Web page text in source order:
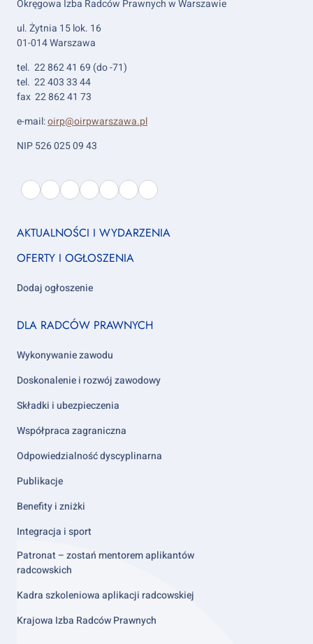
Okręgowa Izba Radców Prawnych w Warszawie
ul. Żytnia 15 lok. 16
01-014 Warszawa
tel. 22 862 41 69 (do -71)
tel. 22 403 33 44
fax 22 862 41 73
e-mail:oirp@oirpwarszawa.pl
NIP 526 025 09 43
Wybierz
język:
PL
O
EN
About
DE
About
UK
About
ES
About
IT
About
FR
About
Footer
1
AKTUALNOŚCI I WYDARZENIA
OFERTY I OGŁOSZENIA
Dodaj ogłoszenie
Footer
2
DLA RADCÓW PRAWNYCH
Wykonywanie zawodu
Doskonalenie i rozwój zawodowy
Składki i ubezpieczenia
Współpraca zagraniczna
Odpowiedzialność dyscyplinarna
Publikacje
Benefity i zniżki
Integracja i sport
Patronat – zostań mentorem aplikantów
radcowskich
Kadra szkoleniowa aplikacji radcowskiej
Krajowa Izba Radców Prawnych